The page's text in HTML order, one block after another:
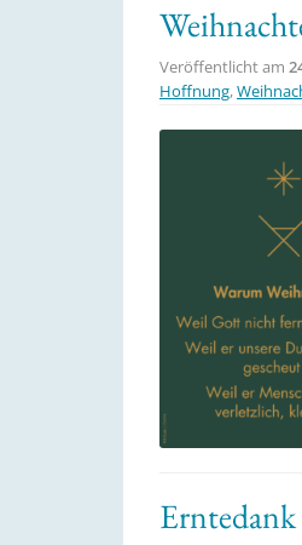
Veröffentlicht am
Hoffnung,
Erntedank